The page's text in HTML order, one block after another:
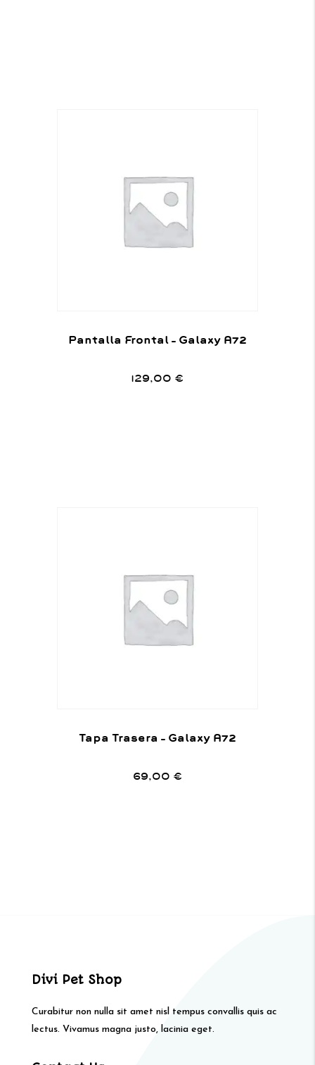
Pantalla Frontal – Galaxy A72
129,00 €
Tapa Trasera – Galaxy A72
69,00 €
Divi Pet Shop
Curabitur non nulla sit amet nisl tempus convallis quis ac
lectus. Vivamus magna justo, lacinia eget.